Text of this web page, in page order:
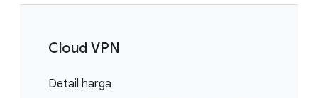
Cloud VPN
Detail harga